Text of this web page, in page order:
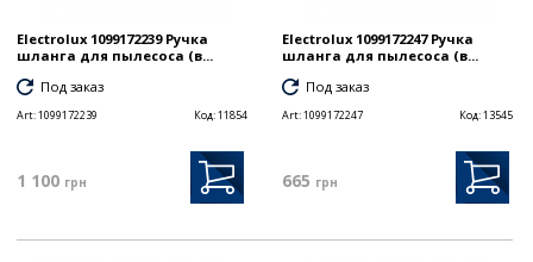
Electrolux 1099172239 Ручка
шланга для пылесоса (в...
Под заказ
Art:1099172239 Код:11854
1 100 грн
Electrolux 1099172247 Ручка
шланга для пылесоса (в...
Под заказ
Art:1099172247 Код:13545
665 грн